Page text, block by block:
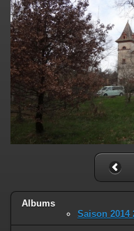
Albums
Saison 2014